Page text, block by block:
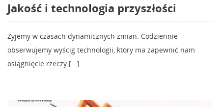
Jakość i technologia przyszłości
Żyjemy w czasach dynamicznych zmian. Codziennie
obserwujemy wyścig technologii, który ma zapewnić nam
osiągnięcie rzeczy [...]